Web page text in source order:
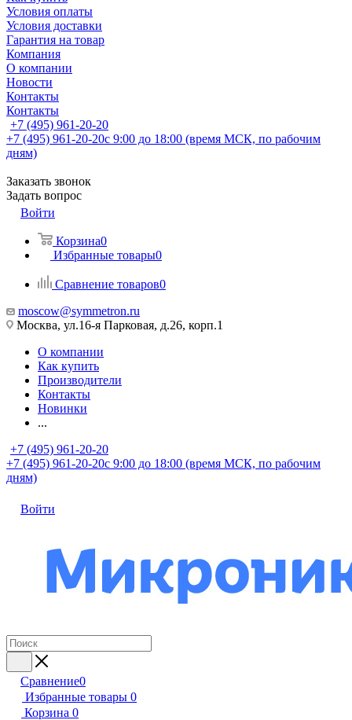
Условия оплаты
Условия доставки
Гарантия на товар
Компания
О компании
Новости
Контакты
Контакты
+7 (495) 961-20-20
+7 (495) 961-20-20с 9:00 до 18:00 (время МСК, по рабочим
дням)
Заказать звонок
Задать вопрос
Войти
Корзина0
Избранные товары0
Сравнение товаров0
moscow@symmetron.ru
Москва, ул.16-я Парковая, д.26, корп.1
О компании
Как купить
Производители
Контакты
Новинки
...
+7 (495) 961-20-20
+7 (495) 961-20-20с 9:00 до 18:00 (время МСК, по рабочим
дням)
Войти
Сравнение0
Избранные товары 0
Корзина 0